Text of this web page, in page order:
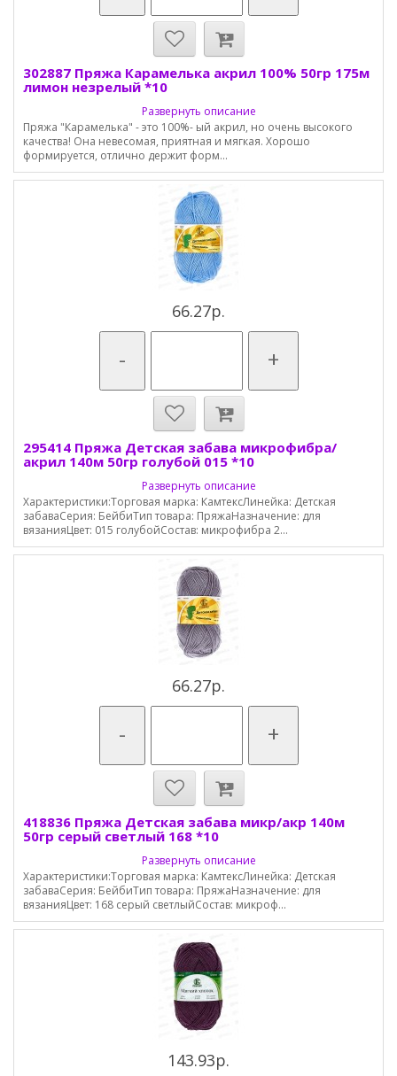
302887 Пряжа Карамелька акрил 100% 50гр 175м
лимон незрелый *10
Развернуть описание
Пряжа "Карамелька" - это 100%- ый акрил, но очень высокого
качества! Она невесомая, приятная и мягкая. Хорошо
формируется, отлично держит форм...
66.27р.
- +
295414 Пряжа Детская забава микрофибра/
акрил 140м 50гр голубой 015 *10
Развернуть описание
Характеристики:Торговая марка: КамтексЛинейка: Детская
забаваСерия: БейбиТип товара: ПряжаНазначение: для
вязанияЦвет: 015 голубойСостав: микрофибра 2...
66.27р.
- +
418836 Пряжа Детская забава микр/акр 140м
50гр серый светлый 168 *10
Развернуть описание
Характеристики:Торговая марка: КамтексЛинейка: Детская
забаваСерия: БейбиТип товара: ПряжаНазначение: для
вязанияЦвет: 168 серый светлыйСостав: микроф...
143.93р.